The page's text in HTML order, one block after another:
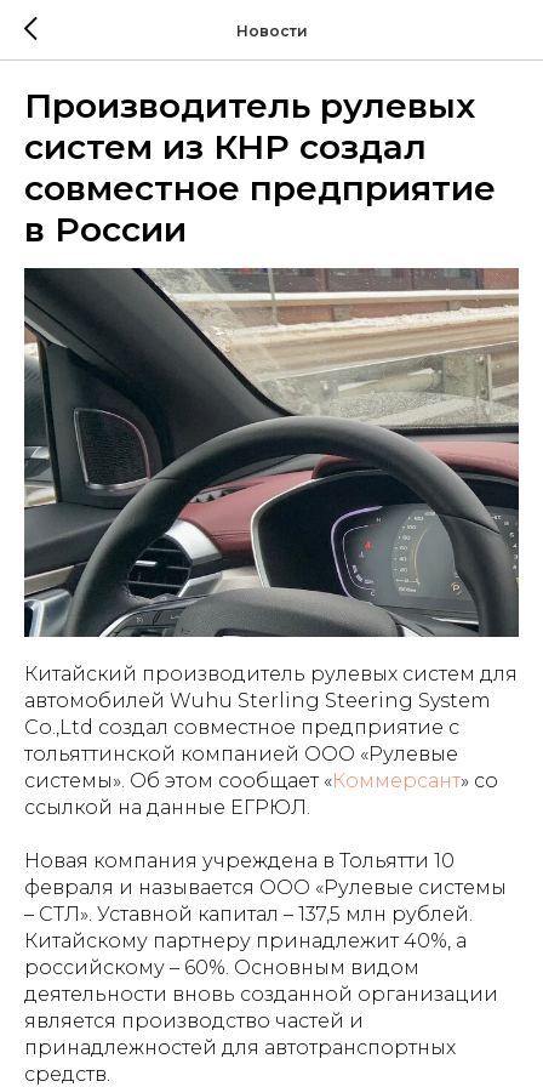
Новости
Производитель рулевых
систем из КНР создал
совместное предприятие
в России
Китайский производитель рулевых систем для
автомобилей Wuhu Sterling Steering System
Co.,Ltd создал совместное предприятие с
тольяттинской компанией ООО «Рулевые
системы». Об этом сообщает «Коммерсант» со
ссылкой на данные ЕГРЮЛ.
Новая компания учреждена в Тольятти 10
февраля и называется ООО «Рулевые системы
– СТЛ». Уставной капитал – 137,5 млн рублей.
Китайскому партнеру принадлежит 40%, а
российскому – 60%. Основным видом
деятельности вновь созданной организации
является производство частей и
принадлежностей для автотранспортных
средств.